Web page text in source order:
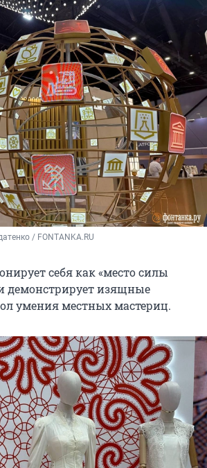
/ FONTANKA.RU
себя как «место силы
демонстрирует изящные
умения местных мастериц.